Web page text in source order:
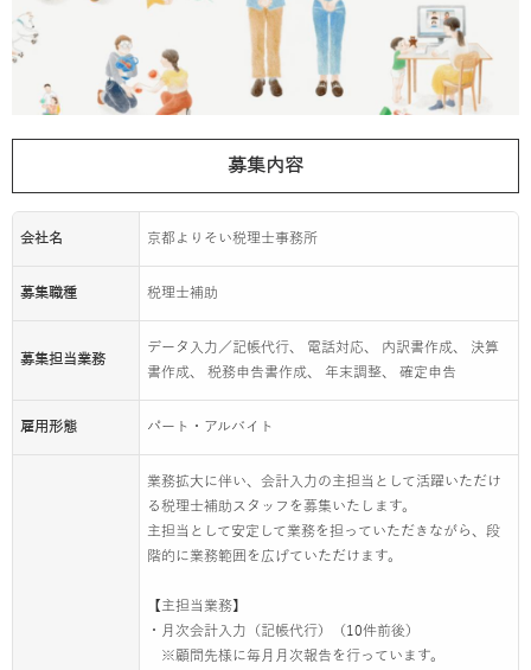
募集内容
会社名 京都よりそい税理士事務所
募集職種 税理士補助
募集担当業務
データ入力／記帳代行、 電話対応、 内訳書作成、 決算
書作成、 税務申告書作成、 年末調整、 確定申告
雇用形態 パート・アルバイト
業務拡大に伴い、会計入力の主担当として活躍いただけ
る税理士補助スタッフを募集いたします。
主担当として安定して業務を担っていただきながら、段
階的に業務範囲を広げていただけます。
【主担当業務】
・月次会計入力（記帳代行）（10件前後）
※顧問先様に毎月月次報告を行っています。